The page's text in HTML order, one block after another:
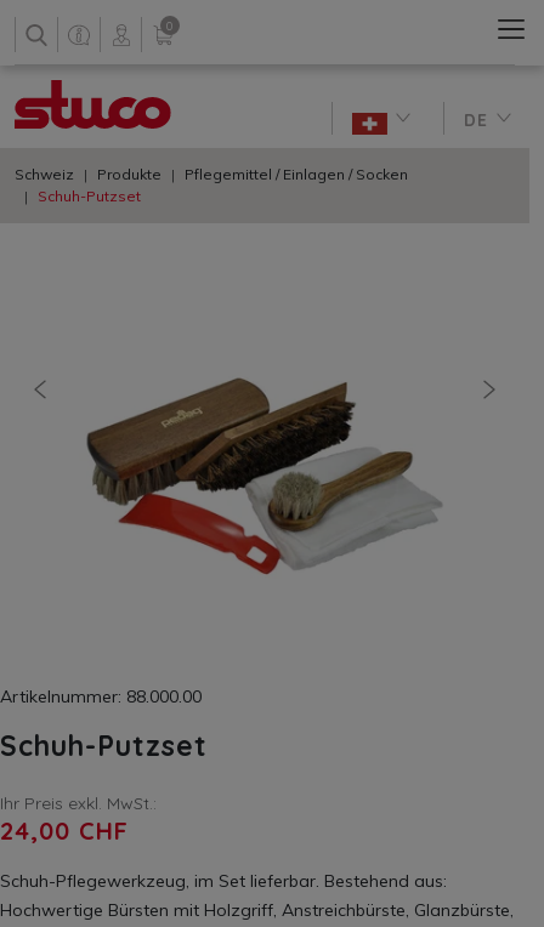
0
DE
Schweiz Produkte
Pflegemittel / Einlagen / Socken
Schuh-Putzset
vorherige
Artikelnummer: 88.000.00
Schuh-Putzset
Ihr Preis exkl. MwSt.:
24,00 CHF
Schuh-Pflegewerkzeug, im Set lieferbar. Bestehend aus:
Hochwertige Bürsten mit Holzgriff, Anstreichbürste, Glanzbürste,